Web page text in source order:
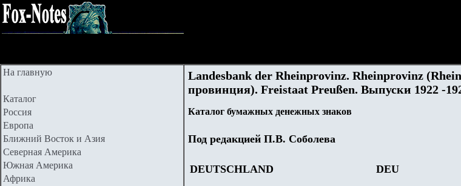
На главную
Каталог
Россия
Европа
Ближний Восток и Азия
Северная Америка
Южная Америка
Африка
Landesbank der Rheinprovinz. Rheinprovinz
провинция). Freistaat Preußen. Выпуски 1922 -
Каталог бумажных денежных знаков
Под редакцией П.В. Соболева
DEUTSCHLAND DEU